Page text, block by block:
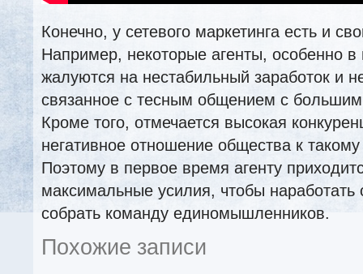
Конечно, у сетевого маркетинга есть и
Например, некоторые агенты, особенно в
жалуются на нестабильный заработок и
связанное с тесным общением с
Кроме того, отмечается высокая
негативное отношение общества к
Поэтому в первое время агенту
максимальные усилия, чтобы
собрать команду единомышленников.
Похожие записи